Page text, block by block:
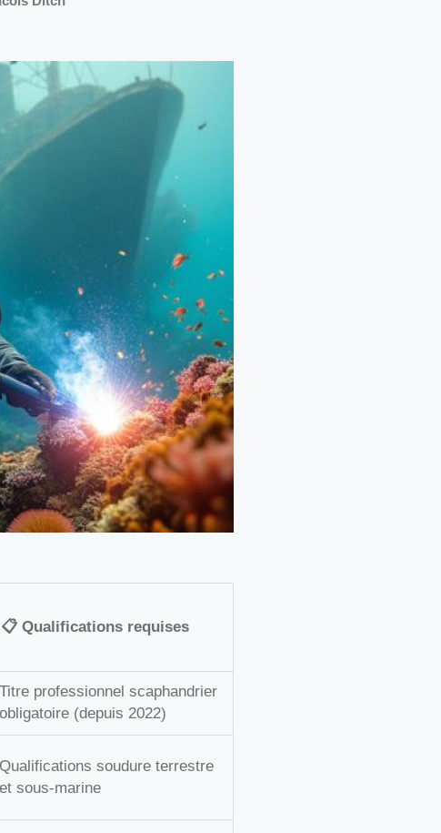
📋 Qualifications requises
Titre professionnel scaphandrier
obligatoire (depuis 2022)
Qualifications soudure terrestre
et sous-marine